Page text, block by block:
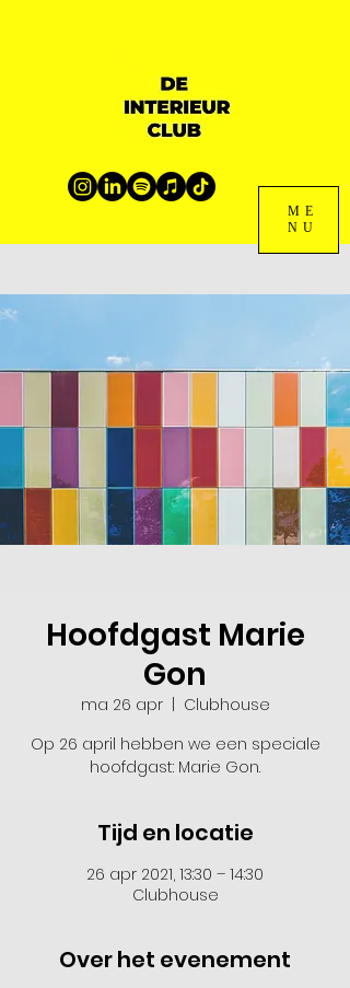
ME
NU
Hoofdgast Marie
Gon
ma 26 apr
  |
Clubhouse
Op 26 april hebben we een speciale
hoofdgast: Marie Gon.
Tijd en locatie
26 apr 2021, 13:30 – 14:30
Clubhouse
Over het evenement